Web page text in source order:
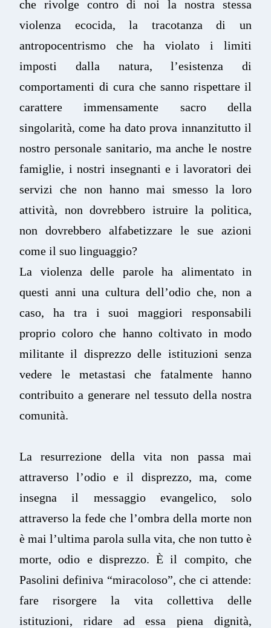
che rivolge contro di noi la nostra stessa
violenza ecocida, la tracotanza di un
antropocentrismo che ha violato i limiti
imposti dalla natura, l’esistenza di
comportamenti di cura che sanno rispettare il
carattere immensamente sacro della
singolarità, come ha dato prova innanzitutto il
nostro personale sanitario, ma anche le nostre
famiglie, i nostri insegnanti e i lavoratori dei
servizi che non hanno mai smesso la loro
attività, non dovrebbero istruire la politica,
non dovrebbero alfabetizzare le sue azioni
come il suo linguaggio?
La violenza delle parole ha alimentato in
questi anni una cultura dell’odio che, non a
caso, ha tra i suoi maggiori responsabili
proprio coloro che hanno coltivato in modo
militante il disprezzo delle istituzioni senza
vedere le metastasi che fatalmente hanno
contribuito a generare nel tessuto della nostra
comunità.
La resurrezione della vita non passa mai
attraverso l’odio e il disprezzo, ma, come
insegna il messaggio evangelico, solo
attraverso la fede che l’ombra della morte non
è mai l’ultima parola sulla vita, che non tutto è
morte, odio e disprezzo. È il compito, che
Pasolini definiva “miracoloso”, che ci attende:
fare risorgere la vita collettiva delle
istituzioni, ridare ad essa piena dignità,